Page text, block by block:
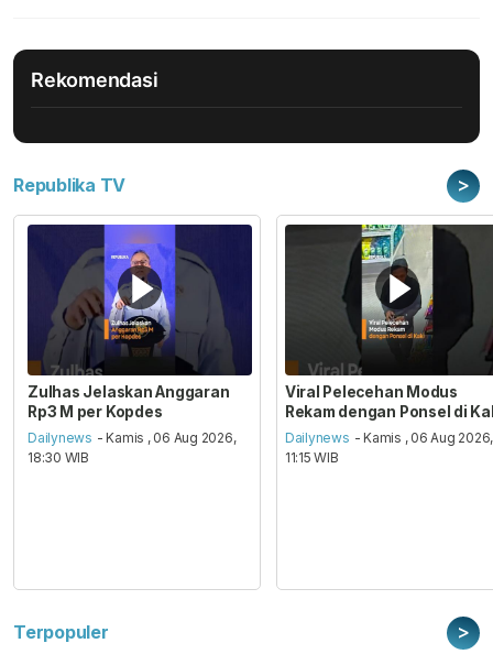
Rekomendasi
Republika TV >
Zulhas Jelaskan Anggaran
Rp3 M per Kopdes
Dailynews - Kamis , 06 Aug 2026,
18:30 WIB
Viral Pelecehan Modus
Rekam dengan Ponsel di
Dailynews - Kamis , 06 Aug 2026,
11:15 WIB
Terpopuler >